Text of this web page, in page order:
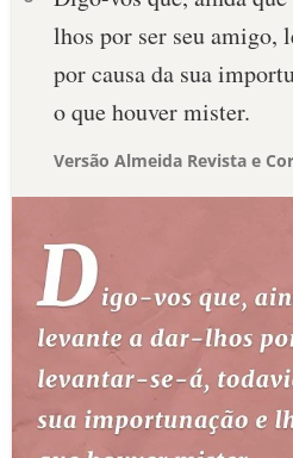
lhos por ser seu amigo,
por causa da sua
o que houver mister.
Versão Almeida Revista e